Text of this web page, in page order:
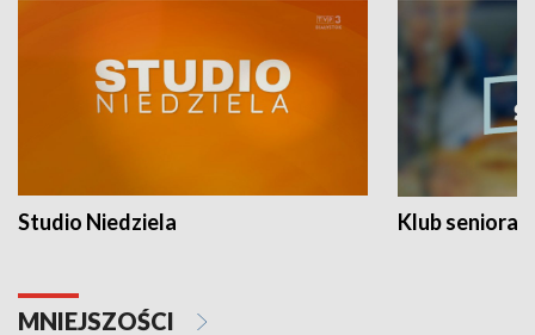
Studio Niedziela Klub seniora
MNIEJSZOŚCI